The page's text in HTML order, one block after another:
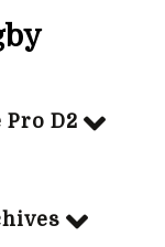
Pro D2